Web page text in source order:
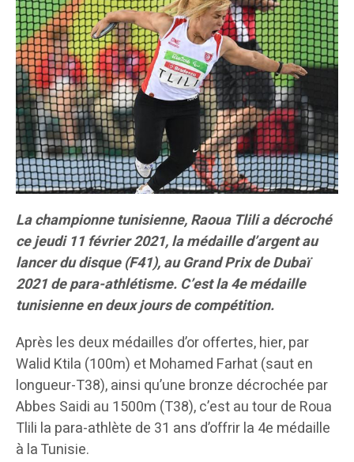
La championne tunisienne, Raoua Tlili a décroché
ce jeudi 11 février 2021, la médaille d’argent au
lancer du disque (F41), au Grand Prix de Dubaï
2021 de para-athlétisme. C’est la 4e médaille
tunisienne en deux jours de compétition.
Après les deux médailles d’or offertes, hier, par
Walid Ktila (100m) et Mohamed Farhat (saut en
longueur-T38), ainsi qu’une bronze décrochée par
Abbes Saidi au 1500m (T38), c’est au tour de Roua
Tlili la para-athlète de 31 ans d’offrir la 4e médaille
à la Tunisie.